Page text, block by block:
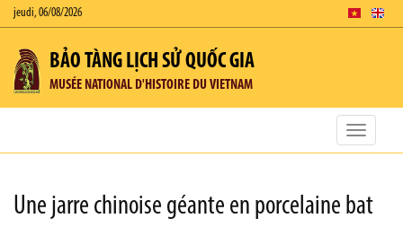
jeudi, 06/08/2026
BẢO TÀNG LỊCH SỬ QUỐC GIA
MUSÉE NATIONAL D'HISTOIRE DU VIETNAM
Toggle
Une jarre chinoise géante en porcelaine bat